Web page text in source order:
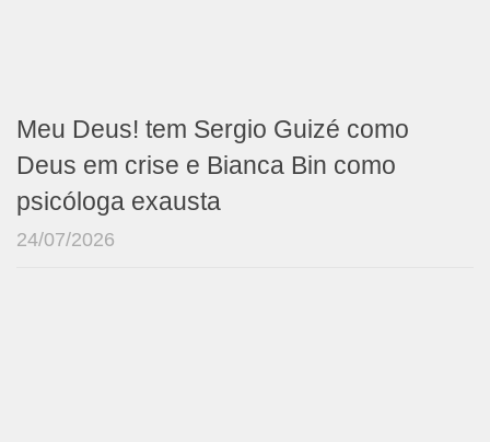
Meu Deus! tem Sergio Guizé como
Deus em crise e Bianca Bin como
psicóloga exausta
24/07/2026